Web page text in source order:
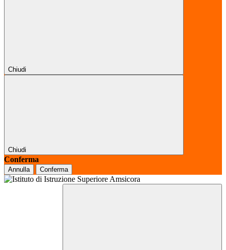
Chiudi
Chiudi
Conferma
Annulla Conferma